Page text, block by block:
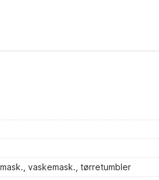
vaskemask., tørretumbler